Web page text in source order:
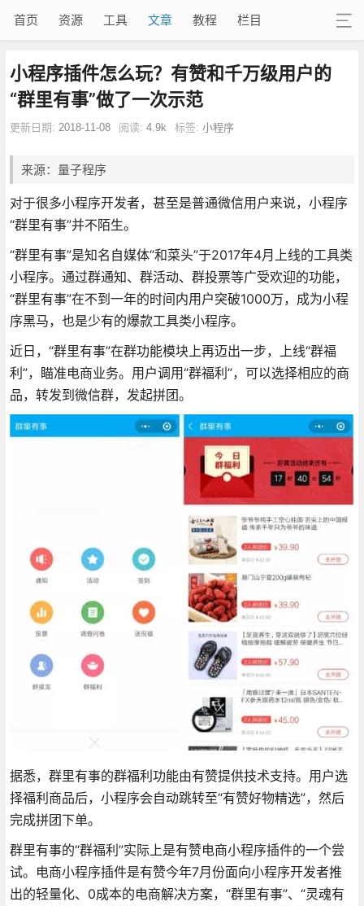
首页 资源 工具 文章 教程 栏目
小程序插件怎么玩？有赞和千万级用户的
“群里有事”做了一次示范
更新日期: 2018-11-08 阅读: 4.9k 标签: 小程序
来源：量子程序
对于很多小程序开发者，甚至是普通微信用户来说，小程序
“群里有事”并不陌生。
“群里有事”是知名自媒体“和菜头”于2017年4月上线的工具类
小程序。通过群通知、群活动、群投票等广受欢迎的功能，
“群里有事”在不到一年的时间内用户突破1000万，成为小程
序黑马，也是少有的爆款工具类小程序。
近日，“群里有事”在群功能模块上再迈出一步，上线“群福
利”，瞄准电商业务。用户调用“群福利”，可以选择相应的商
品，转发到微信群，发起拼团。
据悉，群里有事的群福利功能由有赞提供技术支持。用户选
择福利商品后，小程序会自动跳转至“有赞好物精选”，然后
完成拼团下单。
群里有事的“群福利”实际上是有赞电商小程序插件的一个尝
试。电商小程序插件是有赞今年7月份面向小程序开发者推
出的轻量化、0成本的电商解决方案，“群里有事”、“灵魂有